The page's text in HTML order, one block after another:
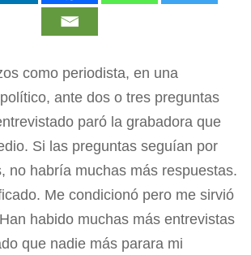
como periodista, en una
ante dos o tres preguntas
paró la grabadora que
Si las preguntas seguían por
no habría muchas más respuestas.
Me condicionó pero me sirvió
habido muchas más entrevistas
que nadie más parara mi